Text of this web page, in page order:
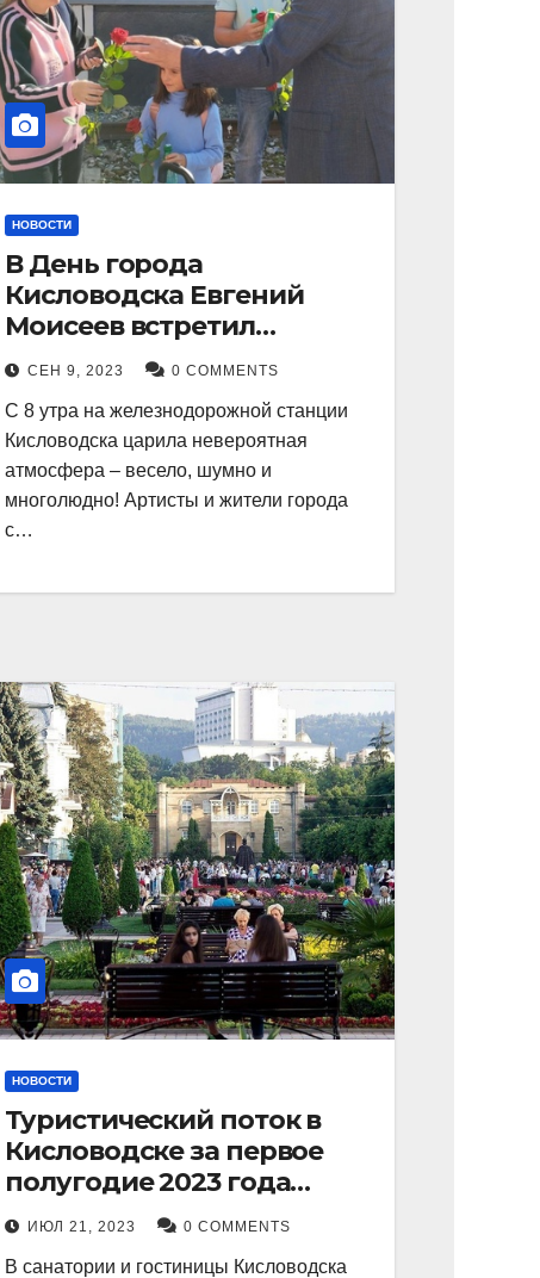
НОВОСТИ
В День города
Кисловодска Евгений
Моисеев встретил
прибывший поезд с
туристами.
СЕН 9, 2023 0 COMMENTS
С 8 утра на железнодорожной станции
Кисловодска царила невероятная
атмосфера – весело, шумно и
многолюдно! Артисты и жители города
с…
НОВОСТИ
Туристический поток в
Кисловодске за первое
полугодие 2023 года
показал рекордный рост в
21 процент.
ИЮЛ 21, 2023 0 COMMENTS
В санатории и гостиницы Кисловодска